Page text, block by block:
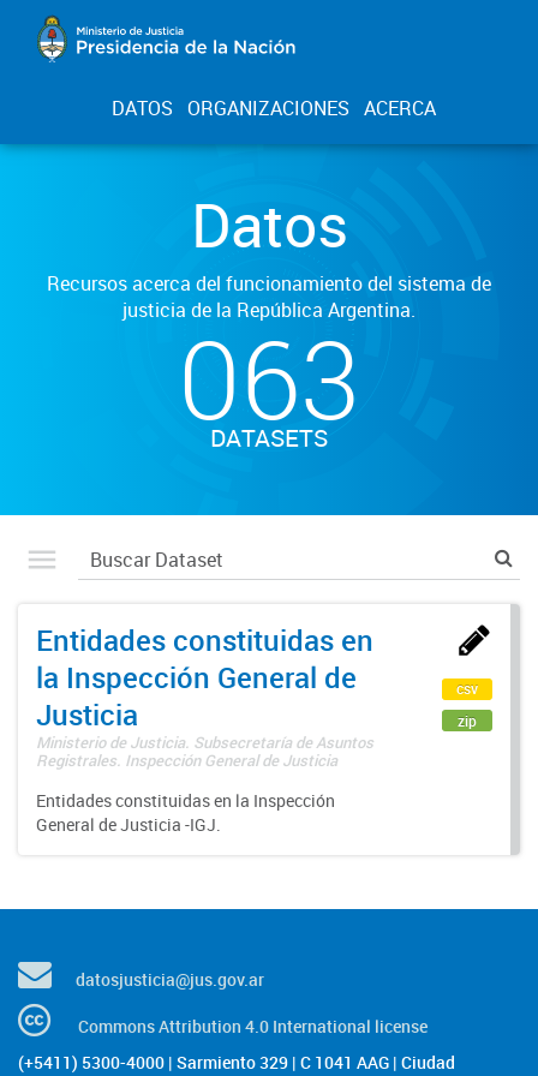
DATOS ORGANIZACIONES ACERCA
Datos
Recursos acerca del funcionamiento del sistema de
justicia de la República Argentina.
063
DATASETS
Entidades constituidas en
la Inspección General de
Justicia
Ministerio de Justicia. Subsecretaría de Asuntos
Registrales. Inspección General de Justicia
Entidades constituidas en la Inspección
General de Justicia -IGJ.
csv
zip
datosjusticia@jus.gov.ar
Commons Attribution 4.0 International license
(+5411) 5300-4000 | Sarmiento 329 | C 1041 AAG | Ciudad